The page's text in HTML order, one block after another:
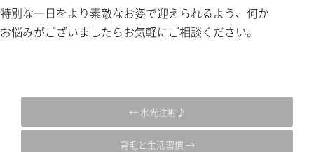
特別な一日をより素敵なお姿で迎えられるよう、何か
お悩みがございましたらお気軽にご相談ください。
← 水光注射♪
育毛と生活習慣 →